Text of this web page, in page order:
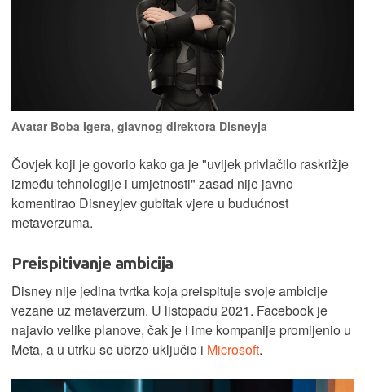
Avatar Boba Igera, glavnog direktora Disneyja
Čovjek koji je govorio kako ga je "uvijek privlačilo raskrižje
između tehnologije i umjetnosti" zasad nije javno
komentirao Disneyjev gubitak vjere u budućnost
metaverzuma.
Preispitivanje ambicija
Disney nije jedina tvrtka koja preispituje svoje ambicije
vezane uz metaverzum. U listopadu 2021. Facebook je
najavio velike planove, čak je i ime kompanije promijenio u
Meta, a u utrku se ubrzo uključio i Microsoft.